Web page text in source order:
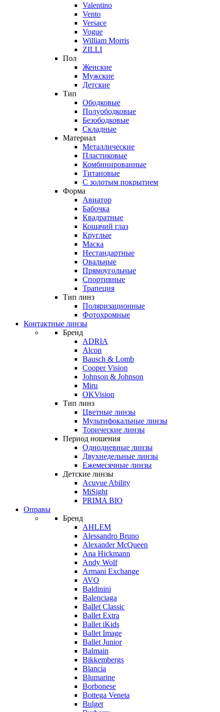
Valentino
Vento
Versace
Vogue
William Morris
ZILLI
Пол
Женские
Мужские
Детские
Тип
Ободковые
Полуободковые
Безободковые
Складные
Материал
Металлические
Пластиковые
Комбинированные
Титановые
С золотым покрытием
Форма
Авиатор
Бабочка
Квадратные
Кошачий глаз
Круглые
Маска
Нестандартные
Овальные
Прямоугольные
Спортивные
Трапеция
Тип линз
Поляризационные
Фотохромные
Контактные линзы
Бренд
ADRIA
Alcon
Bausch & Lomb
Cooper Vision
Johnson & Johnson
Miru
OKVision
Тип линз
Цветные линзы
Мультифокальные линзы
Торические линзы
Период ношения
Однодневные линзы
Двухнедельные линзы
Ежемесячные линзы
Детские линзы
Acuvue Ability
MiSight
PRIMA BIO
Оправы
Бренд
AHLEM
Alessandro Bruno
Alexander McQueen
Ana Hickmann
Andy Wolf
Armani Exchange
AVO
Baldinini
Balenciaga
Ballet Classic
Ballet Extra
Ballet iKids
Ballet Image
Ballet Junior
Balmain
Bikkembergs
Blancia
Blumarine
Borbonese
Bottega Veneta
Bulget